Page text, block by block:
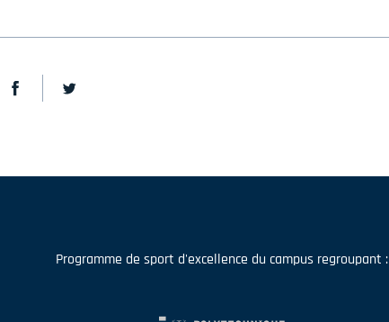
Programme de sport d'excellence du campus regroupant :